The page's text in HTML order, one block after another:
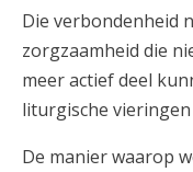
Die verbondenheid
zorgzaamheid die
meer actief deel
liturgische
De manier waarop